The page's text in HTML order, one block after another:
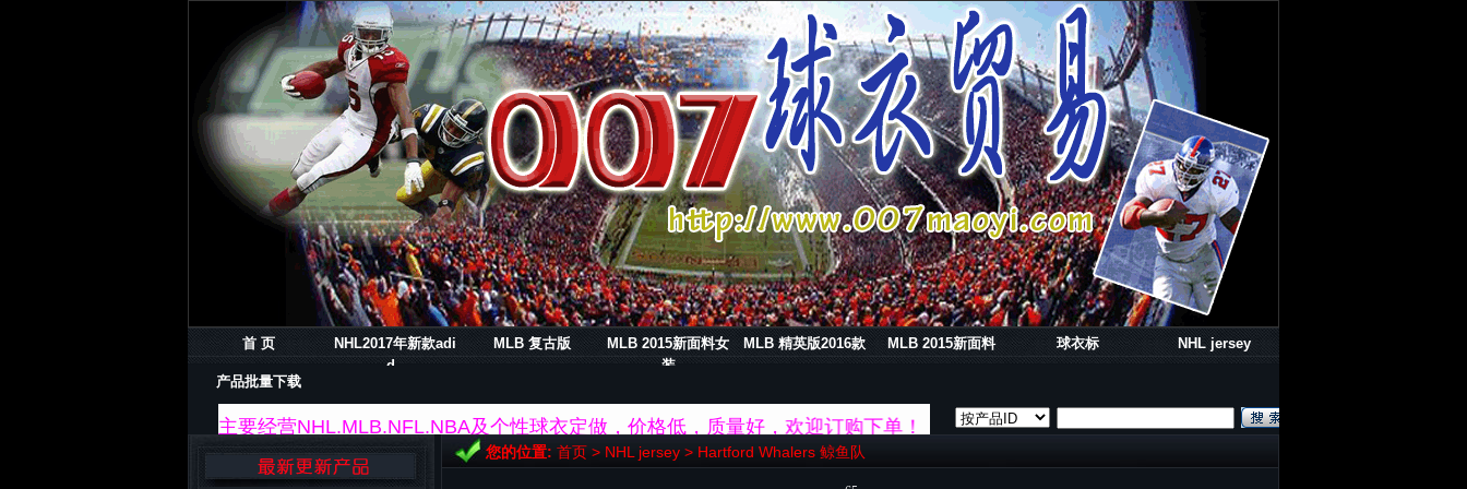
首 页
NHL2017年新款adi
d..
MLB 复古版
MLB 2015新面料女
装
MLB 精英版2016款 MLB 2015新面料 球衣标 NHL jersey
产品批量下载
主要经营NHL.MLB.NFL.NBA及个性球衣定做，价格低，质量好，欢迎订购下单！
您的位置: 首页 > NHL jersey > Hartford Whalers 鲸鱼队